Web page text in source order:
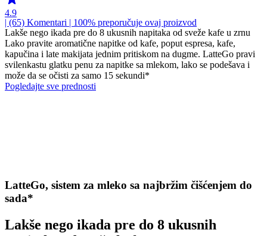
4.9
| (65) Komentari | 100% preporučuje ovaj proizvod
Lakše nego ikada pre do 8 ukusnih napitaka od sveže kafe u zrnu
Lako pravite aromatične napitke od kafe, poput espresa, kafe,
kapučina i late makijata jednim pritiskom na dugme. LatteGo pravi
svilenkastu glatku penu za napitke sa mlekom, lako se podešava i
može da se očisti za samo 15 sekundi*
Pogledajte sve prednosti
LatteGo, sistem za mleko sa najbržim čišćenjem do
sada*
Lakše nego ikada pre do 8 ukusnih